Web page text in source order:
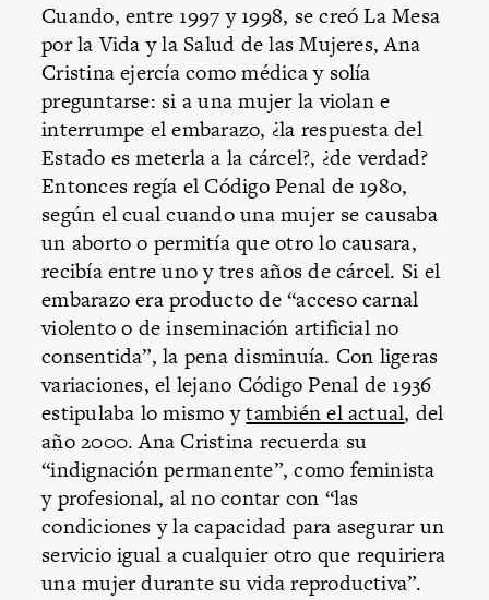
Cuando, entre 1997 y 1998, se creó La Mesa
por la Vida y la Salud de las Mujeres, Ana
Cristina ejercía como médica y solía
preguntarse: si a una mujer la violan e
interrumpe el embarazo, ¿la respuesta del
Estado es meterla a la cárcel?, ¿de verdad?
Entonces regía el Código Penal de 1980,
según el cual cuando una mujer se causaba
un aborto o permitía que otro lo causara,
recibía entre uno y tres años de cárcel. Si el
embarazo era producto de “acceso carnal
violento o de inseminación artificial no
consentida”, la pena disminuía. Con ligeras
variaciones, el lejano Código Penal de 1936
estipulaba lo mismo ytambién el actual, del
año 2000. Ana Cristina recuerda su
“indignación permanente”, como feminista
y profesional, al no contar con “las
condiciones y la capacidad para asegurar un
servicio igual a cualquier otro que requiriera
una mujer durante su vida reproductiva”.